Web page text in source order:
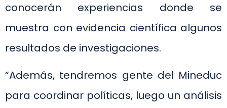
conocerán experiencias donde se
muestra con evidencia científica algunos
resultados de investigaciones.
“Además, tendremos gente del Mineduc
para coordinar políticas, luego un análisis